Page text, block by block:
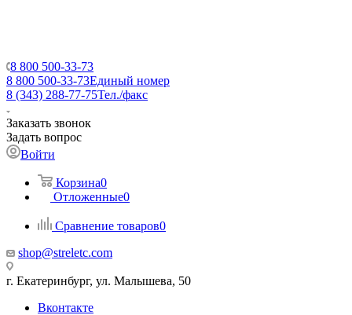
8 800 500-33-73
8 800 500-33-73Единый номер
8 (343) 288-77-75Тел./факс
Заказать звонок
Задать вопрос
Войти
Корзина0
Отложенные0
Сравнение товаров0
shop@streletc.com
г. Екатеринбург, ул. Малышева, 50
Вконтакте